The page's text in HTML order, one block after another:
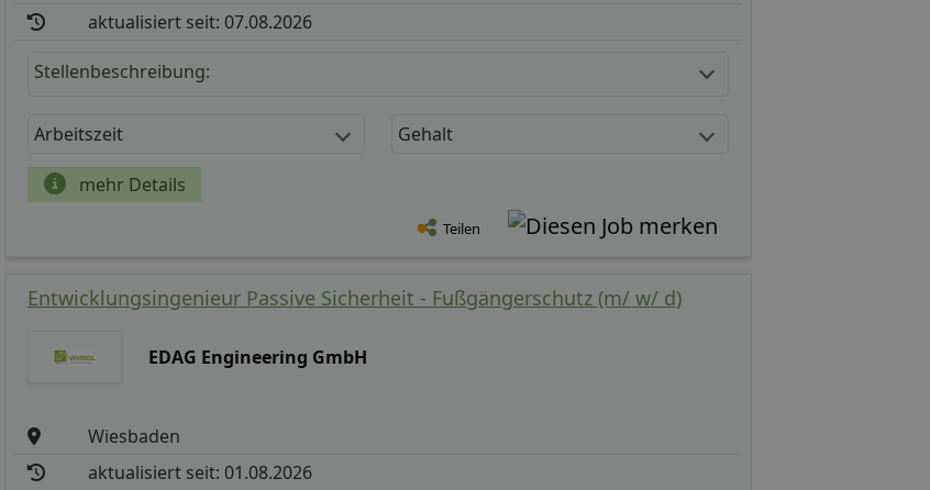
aktualisiert seit: 07.08.2026
Stellenbeschreibung:
Arbeitszeit Gehalt
mehr Details
Teilen
Entwicklungsingenieur Passive Sicherheit - Fußgängerschutz (m/ w/ d)
EDAG Engineering GmbH
Wiesbaden
aktualisiert seit: 01.08.2026